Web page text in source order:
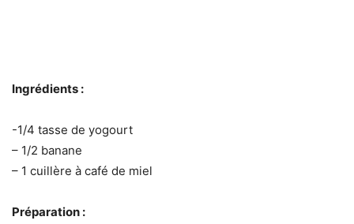
Ingrédients :
-1/4 tasse de yogourt
– 1/2 banane
– 1 cuillère à café de miel
Préparation :